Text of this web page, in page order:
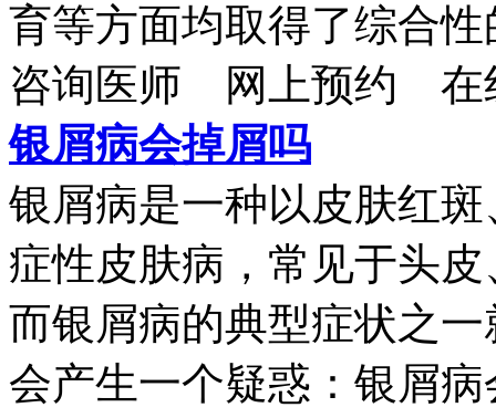
育等方面均取得了综合性
咨询医师
网上预约
在
银屑病会掉屑吗
银屑病是一种以皮肤红
症性皮肤病，常见于头
而银屑病的典型症状之
会产生一个疑惑：银屑